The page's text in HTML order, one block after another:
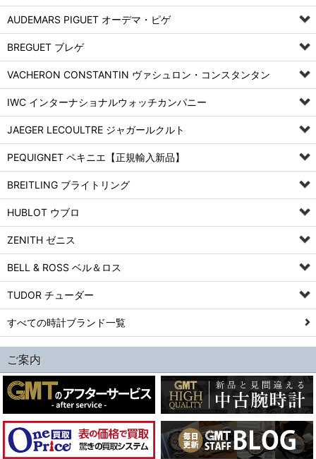
AUDEMARS PIGUET オーデマ・ピゲ
BREGUET ブレゲ
VACHERON CONSTANTIN ヴァシュロン・コンスタンタン
IWC インターナショナルウォッチカンパニー
JAEGER LECOULTRE ジャガールクルト
PEQUIGNET ペキニエ【正規輸入新品】
BREITLING ブライトリング
HUBLOT ウブロ
ZENITH ゼニス
BELL & ROSS ベル＆ロス
TUDOR チューダー
すべての時計ブランド一覧
ご案内